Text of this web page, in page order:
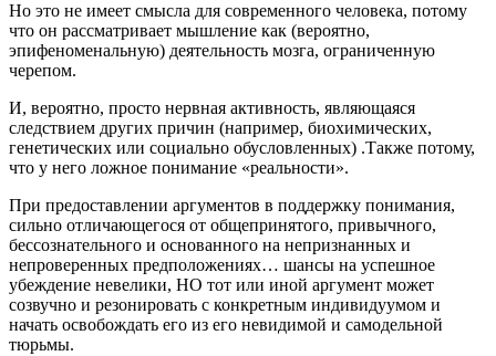
Но это не имеет смысла для современного человека, потому
что он рассматривает мышление как (вероятно,
эпифеноменальную) деятельность мозга, ограниченную
черепом.
И, вероятно, просто нервная активность, являющаяся
следствием других причин (например, биохимических,
генетических или социально обусловленных) .Также потому,
что у него ложное понимание «реальности».
При предоставлении аргументов в поддержку понимания,
сильно отличающегося от общепринятого, привычного,
бессознательного и основанного на непризнанных и
непроверенных предположениях… шансы на успешное
убеждение невелики, НО тот или иной аргумент может
созвучно и резонировать с конкретным индивидуумом и
начать освобождать его из его невидимой и самодельной
тюрьмы.